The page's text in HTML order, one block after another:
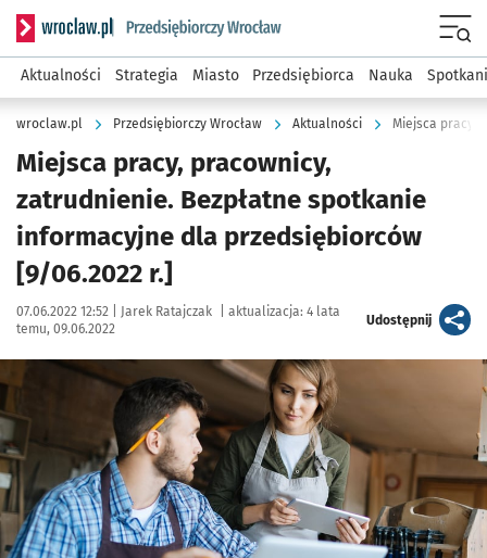
Serwis informacyjny wroclaw.pl podserwis: Strategia
Aktualności Strategia Miasto Przedsiębiorca Nauka
wroclaw.pl Przedsiębiorczy Wrocław Aktualności
Miejsca pracy, pracownicy,
zatrudnienie. Bezpłatne spotkanie
informacyjne dla przedsiębiorców
[9/06.2022 r.]
Data publikacji:
07.06.2022 12:52 | Autor:
Jarek Ratajczak aktualizacja: 4 lata
temu, 09.06.2022
Udostępnijartykuł
Kliknij, aby powiększyć